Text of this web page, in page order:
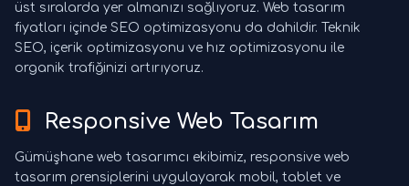
üst sıralarda yer almanızı sağlıyoruz. Web tasarım
fiyatları içinde SEO optimizasyonu da dahildir. Teknik
SEO, içerik optimizasyonu ve hız optimizasyonu ile
organik trafiğinizi artırıyoruz.
Responsive Web Tasarım
Gümüşhane web tasarımcı ekibimiz, responsive web
tasarım prensiplerini uygulayarak mobil, tablet ve